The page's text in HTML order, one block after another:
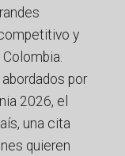
y
por
2026, el
una cita
quieren